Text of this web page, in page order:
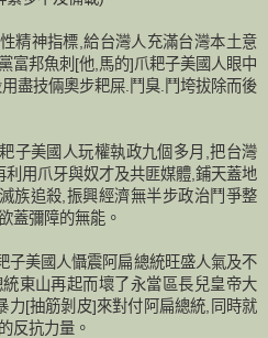
精神指標,給台灣人充滿台灣本土意
富邦魚刺[他,馬的]爪耙子美國人眼中
盡技倆奧步耙屎.鬥臭.鬥垮拔除而後
子美國人玩權執政九個多月,把台灣
用爪牙與奴才及共匪媒體,鋪天蓋地
族追殺,振興經濟無半步政治鬥爭整
蓋彌障的無能。
子美國人懾震阿扁總統旺盛人氣及不
東山再起而壞了永當區長兒皇帝大
力[抽筋剝皮]來對付阿扁總統,同時就
反抗力量。